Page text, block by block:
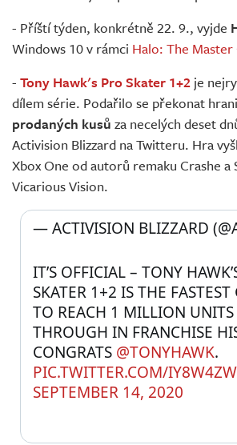
- Příští týden, konkrétně 22. 9., vyjde
Windows 10 v rámci Halo: The
- Tony Hawk's Pro Skater 1+2 je
dílem série. Podařilo se překonat
prodaných kusů za necelých deset
Activision Blizzard na Twitteru. Hra
Xbox One od autorů remaku Crashe a
Vicarious Vision.
IT’S OFFICIAL – TONY
SKATER 1+2 IS THE FASTEST
TO REACH 1 MILLION
THROUGH IN FRANCHISE
CONGRATS @TONYHAWK
PIC.TWITTER.COM/
— ACTIVISION BLIZZARD
SEPTEMBER 14, 2020